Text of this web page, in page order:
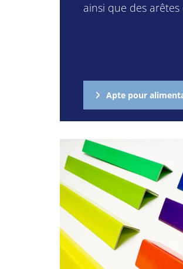
ainsi que des
Apte pour